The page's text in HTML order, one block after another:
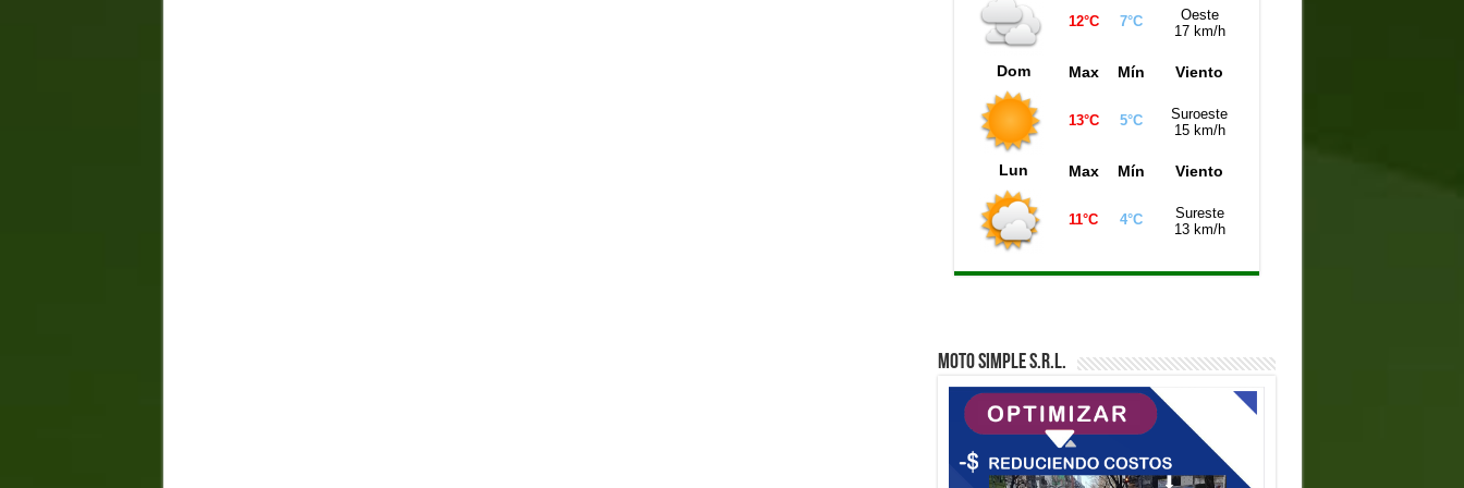
Quiniela Montevideo (21:00 hs)
Quiniela de la Ciudad (21:00 hs)
12°C 7°C
Oeste
17 km/h
Dom Max Mín Viento
13°C 5°C
Suroeste
15 km/h
Lun Max Mín Viento
11°C 4°C
Sureste
13 km/h
MOTO SIMPLE S.R.L.